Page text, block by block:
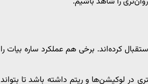
کرده‌اند. برخی هم عملکرد ساره بیات را
در لوکیشن‌ها و ریتم داشته باشد تا بتواند